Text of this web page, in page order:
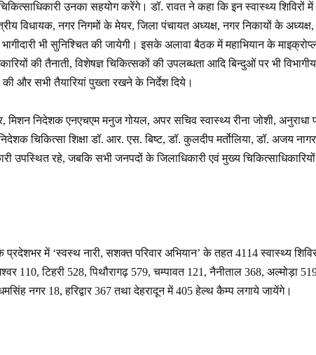
उनका सहयोग करेंगे। डॉ. रावत ने कहा कि इन स्वास्थ्य शिविरों में
विधायक, नगर निगमों के मेयर, जिला पंचायत अध्यक्ष, नगर निकायों के
भी सुनिश्चित की जायेगी। इसके अलावा बैठक में महाभियान के
की तैनाती, विशेषज्ञ चिकित्सकों की उपलब्धता आदि बिन्दुओं पर भी विभागीय
की और सभी तैयारियां पुख्ता रखने के निर्देश दिये।
निदेशक एनएचएम मनुज गोयल, अपर सचिव स्वास्थ्य रीना जोशी, अनुराधा
चिकित्सा शिक्षा डॉ. आर. एस. बिष्ट, डॉ. कुलदीप मर्तोलिया, डॉ. अजय
उपस्थित रहे, जबकि सभी जनपदों के जिलाधिकारी एवं मुख्य
प्रदेशभर में ‘स्वस्थ नारी, सशक्त परिवार अभियान’ के तहत 4114 स्वास्थ्य
110, टिहरी 528, पिथौरागढ़ 579, चम्पावत 121, नैनीताल 368, अल्मोड़ा
नगर 18, हरिद्वार 367 तथा देहरादून में 405 हेल्थ कैम्प लगाये जायेंगे।